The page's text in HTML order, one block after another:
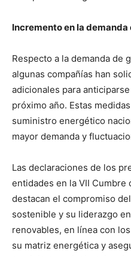
Incremento en la
Respecto a la demanda de
algunas compañías han
adicionales para
próximo año. Estas
suministro energético
mayor demanda y
Las declaraciones de los
entidades en la VII Cumbre
destacan el compromiso
sostenible y su liderazgo
renovables, en línea con
su matriz energética y